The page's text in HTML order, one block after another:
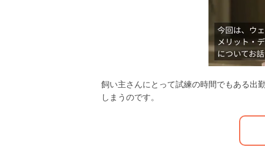
飼い主さんにとって試練の時間でもある出
しまうのです。